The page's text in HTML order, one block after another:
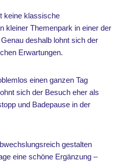
keine klassische
kleiner Themenpark in einer der
deshalb lohnt sich der
Erwartungen.
einen ganzen Tag
sich der Besuch eher als
und Badepause in der
gestalten
eine schöne Ergänzung –